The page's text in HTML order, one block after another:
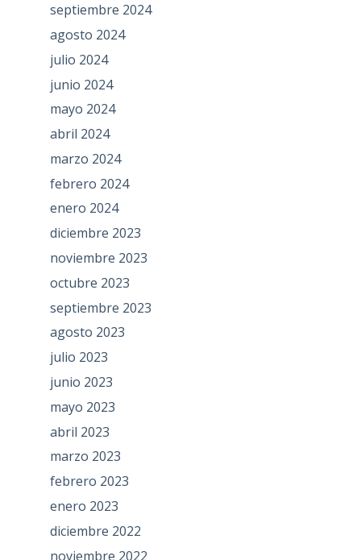
septiembre 2024
agosto 2024
julio 2024
junio 2024
mayo 2024
abril 2024
marzo 2024
febrero 2024
enero 2024
diciembre 2023
noviembre 2023
octubre 2023
septiembre 2023
agosto 2023
julio 2023
junio 2023
mayo 2023
abril 2023
marzo 2023
febrero 2023
enero 2023
diciembre 2022
noviembre 2022